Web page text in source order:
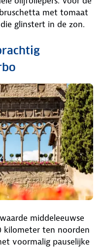
met tomaat
glinstert in de zon.
middeleeuwse
kilometer ten noorden
voormalig pauselijke